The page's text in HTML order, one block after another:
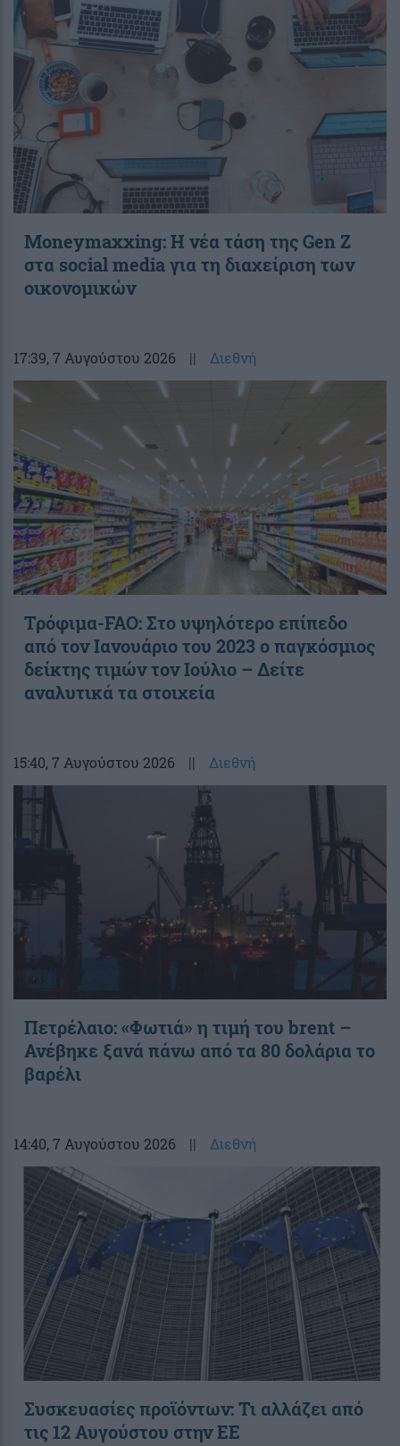
Moneymaxxing: Η νέα τάση της Gen Z
στα social media για τη διαχείριση των
οικονομικών
17:39, 7 Αυγούστου 2026 || Διεθνή
Τρόφιμα-FAO: Στο υψηλότερο επίπεδο
από τον Ιανουάριο του 2023 o παγκόσμιος
δείκτης τιμών τον Ιούλιο – Δείτε
αναλυτικά τα στοιχεία
15:40, 7 Αυγούστου 2026 || Διεθνή
Πετρέλαιο: «Φωτιά» η τιμή του brent –
Ανέβηκε ξανά πάνω από τα 80 δολάρια το
βαρέλι
14:40, 7 Αυγούστου 2026 || Διεθνή
Συσκευασίες προϊόντων: Τι αλλάζει από
τις 12 Αυγούστου στην ΕΕ